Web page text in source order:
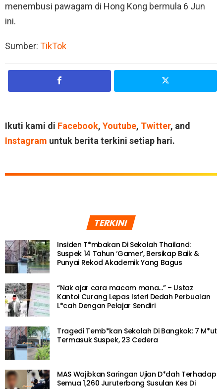
menembusi pawagam di Hong Kong bermula 6 Jun
ini.
Sumber: TikTok
Ikuti kami di Facebook, Youtube, Twitter, and
Instagram untuk berita terkini setiap hari.
TERKINI
Insiden T*mbakan Di Sekolah Thailand:
Suspek 14 Tahun ‘Gamer’, Bersikap Baik &
Punyai Rekod Akademik Yang Bagus
“Nak ajar cara macam mana…” – Ustaz
Kantoi Curang Lepas Isteri Dedah Perbualan
L*cah Dengan Pelajar Sendiri
Tragedi Temb*kan Sekolah Di Bangkok: 7 M*ut
Termasuk Suspek, 23 Cedera
MAS Wajibkan Saringan Ujian D*dah Terhadap
Semua 1,260 Juruterbang Susulan Kes Di